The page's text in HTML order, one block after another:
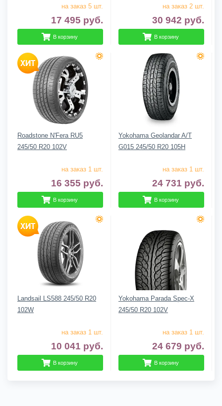
на заказ 5 шт.
17 495 руб.
В корзину
на заказ 2 шт.
30 942 руб.
В корзину
Roadstone N'Fera RU5
245/50 R20 102V
на заказ 1 шт.
16 355 руб.
В корзину
Yokohama Geolandar A/T
G015 245/50 R20 105H
на заказ 1 шт.
24 731 руб.
В корзину
Landsail LS588 245/50 R20
102W
на заказ 1 шт.
10 041 руб.
В корзину
Yokohama Parada Spec-X
245/50 R20 102V
на заказ 1 шт.
24 679 руб.
В корзину